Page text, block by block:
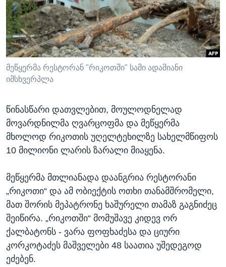
ᲡᲢᲣᲓᲘᲐ ᲕᲐᲨᲘᲜᲒᲢᲝᲜᲘ
ᲔᲙᲝᲜᲝᲛᲘᲙᲐ
ᲯᲐᲜᲛᲠᲗᲔᲚᲝᲑᲐ
ᲛᲔᲪᲜᲘᲔᲠᲔᲑᲐ
ᲘᲜᲢᲔᲠᲕᲘᲣ
ᲙᲣᲚᲢᲣᲠᲐ
ᲓᲔᲖᲘᲜᲤᲝᲠᲛᲐᲪᲘᲐ
Learning English
ᲗᲕᲐᲚᲘ ᲒᲕᲐᲓᲔᲕᲜᲔᲗ
მეწყერმა რესტორან "რიკოთში" სამი ადამიანი
იმსხვერპლა
წინასწარი დათვლებით, მოულოდნელად
მოვარდნილმა ღვარცოფმა და მეწყერმა
მხოლოდ რიკოთის უღელტეხილზე სახელმწიფოს
10 მილიონი ლარის ზარალი მიაყენა.
მეწყერმა მთლიანადა დაანგრია რესტორანი
„რიკოთი“ და ამ ობიექტის ოთხი თანამშრომელი,
მათ შორის მეპატრონე ხაშურელი თამაზ გაგნიძეც
შეიწირა. „რიკოთში“ მომუშავე კიდევ ორ
ქალბატონს - ვარა ფოფხაძესა და ციური
კორკოტაძეს მაშველები 48 საათია უშედეგოდ
ეძებენ.